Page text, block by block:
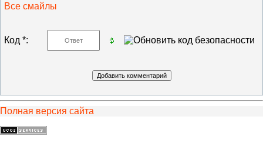
Все смайлы
Код *:
Полная версия сайта